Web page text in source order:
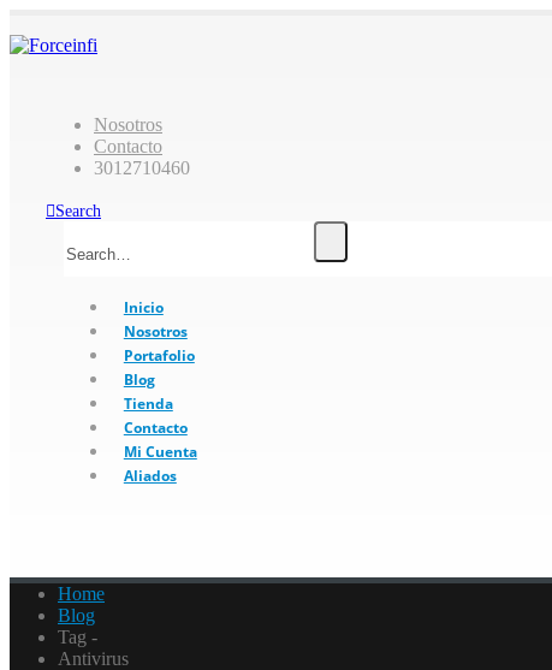
Nosotros
Contacto
3012710460
Search
Inicio
Nosotros
Portafolio
Blog
Tienda
Contacto
Mi Cuenta
Aliados
Home
Blog
Tag -
Antivirus